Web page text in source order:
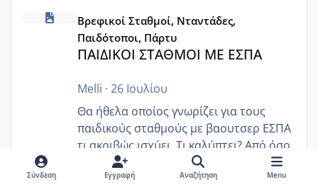
ΠΑΙΔΙΚΟΙ ΣΤΑΘΜΟΙ ΜΕ ΕΣΠΑ
Βρεφικοί Σταθμοί, Νταντάδες,
Παιδότοποι, Πάρτυ
ΠΑΙΔΙΚΟΙ ΣΤΑΘΜΟΙ ΜΕ ΕΣΠΑ
Melli · 26 Ιουλίου
Θα ήθελα οποίος γνωρίζει για τους
παιδικούς σταθμούς με βαουτσερ ΕΣΠΑ
τι ακριβώς ισχύει. Τι καλύπτει? Από όσο
έχω ψάξει στο ίντερνετ έχω καταλάβει
ότι το βαουτσερ καλύπτει όλα τα
Σύνδεση Εγγραφή Αναζήτηση Menu